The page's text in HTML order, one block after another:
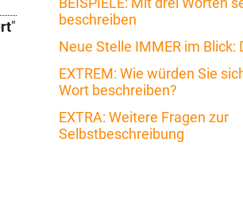
"
beschreiben
Neue Stelle IMMER im Blick:
EXTREM: Wie würden Sie
Wort beschreiben?
EXTRA: Weitere Fragen zur
Selbstbeschreibung